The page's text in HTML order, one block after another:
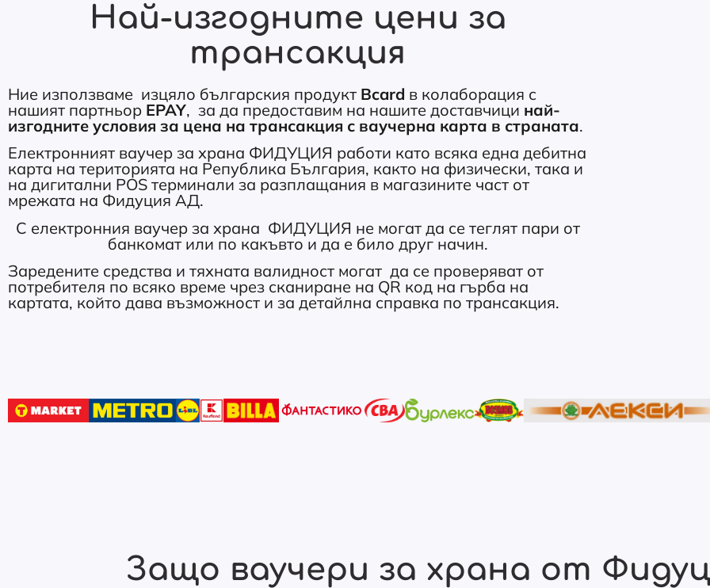
Най-изгодните цени за
трансакция
Ние използваме изцяло българския продукт Bcard в колаборация с
нашият партньор EPAY, за да предоставим на нашите доставчици най-
изгодните условия за цена на трансакция с ваучерна карта в страната.
Електронният ваучер за храна ФИДУЦИЯ работи като всяка една дебитна
карта на територията на Република България, както на физически, така и
на дигитални POS терминали за разплащания в магазините част от
мрежата на Фидуция АД.
С електронния ваучер за храна ФИДУЦИЯ не могат да се теглят пари от
банкомат или по какъвто и да е било друг начин.
Заредените средства и тяхната валидност могат да се проверяват от
потребителя по всяко време чрез сканиране на QR код на гърба на
картата, който дава възможност и за детайлна справка по трансакция.
Защо ваучери за храна от